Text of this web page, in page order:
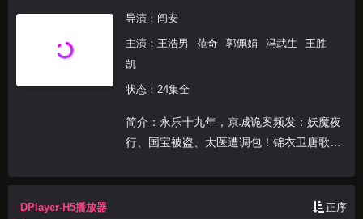
导演： 阎安
主演： 王浩男 范奇 郭佩娟 冯武生
王胜
凯
状态：24集全
简介：永乐十九年，京城诡案频发：妖魔夜
行、国宝被盗、太医遭调包！锦衣卫唐歌
颠覆皇权的惊天阴谋。姐妹双姝暗战、真假
身份倒错、东岳庙终极对决——看锦衣卫如
DPlayer-H5播放器 正序